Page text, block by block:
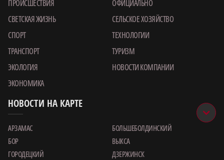
ПРОИСШЕСТВИЯ
ОФИЦИАЛЬНО
СВЕТСКАЯ ЖИЗНЬ
СЕЛЬСКОЕ ХОЗЯЙСТВО
СПОРТ
ТЕХНОЛОГИИ
ТРАНСПОРТ
ТУРИЗМ
ЭКОЛОГИЯ
НОВОСТИ КОМПАНИИ
ЭКОНОМИКА
НОВОСТИ НА КАРТЕ
АРЗАМАС
БОЛЬШЕБОЛДИНСКИЙ
БОР
ВЫКСА
ГОРОДЕЦКИЙ
ДЗЕРЖИНСК